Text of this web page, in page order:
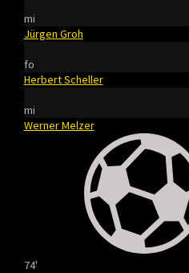
mi
Jürgen Groh
fo
Herbert Scheller
mi
Werner Melzer
74'